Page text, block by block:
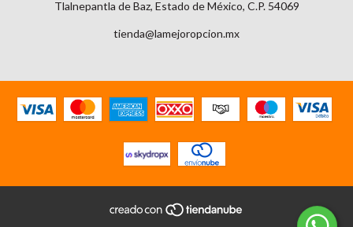
Tlalnepantla de Baz, Estado de México, C.P. 54069
tienda@lamejoropcion.mx